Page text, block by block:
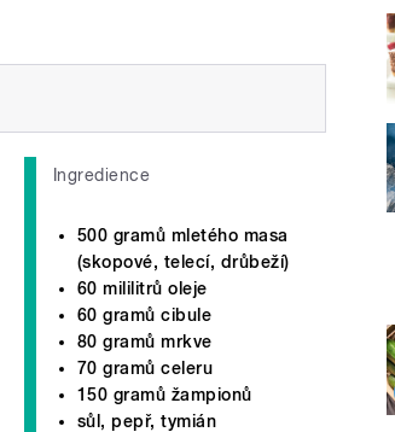
Ingredience
500 gramů mletého masa
(skopové, telecí, drůbeží)
60 mililitrů oleje
60 gramů cibule
80 gramů mrkve
70 gramů celeru
150 gramů žampionů
sůl, pepř, tymián